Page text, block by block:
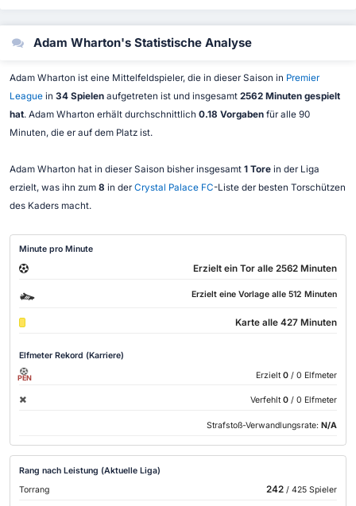
Adam Wharton's Statistische Analyse
Adam Wharton ist eine Mittelfeldspieler, die in dieser Saison in Premier
Leaguein 34 Spielenaufgetreten ist und insgesamt 2562 Minuten gespielt
hat. Adam Wharton erhält durchschnittlich 0.18 Vorgabenfür alle 90
Minuten, die er auf dem Platz ist.
Adam Wharton hat in dieser Saison bisher insgesamt 1 Torein der Liga
erzielt, was ihn zum 8 in der Crystal Palace FC-Liste der besten Torschützen
des Kaders macht.
Minute pro Minute
Erzielt ein Tor alle 2562 Minuten
Erzielt eine Vorlage alle 512 Minuten
Karte alle 427 Minuten
Elfmeter Rekord (Karriere)
PEN Erzielt 0 / 0 Elfmeter
Verfehlt 0 / 0 Elfmeter
Strafstoß-Verwandlungsrate: N/A
Rang nach Leistung (Aktuelle Liga)
Torrang
242/ 425 Spieler